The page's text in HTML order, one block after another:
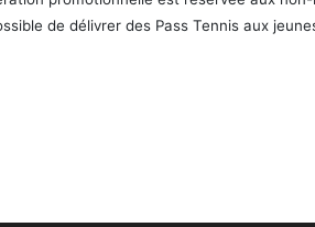
de délivrer des Pass Tennis aux